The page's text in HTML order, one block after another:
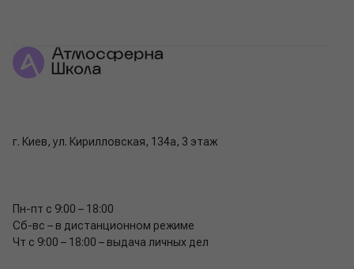
г. Киев, ул. Кирилловская, 134а, 3 этаж
Пн-пт с 9:00 – 18:00
Сб-вс – в дистанционном режиме
Чт с 9:00 – 18:00 – выдача личных дел